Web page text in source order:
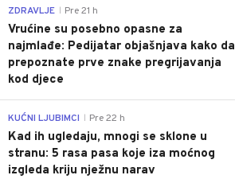
ZDRAVLJE Pre 21 h
Vrućine su posebno opasne za
najmlađe: Pedijatar objašnjava kako da
prepoznate prve znake pregrijavanja
kod djece
KUĆNI LJUBIMCI Pre 22 h
Kad ih ugledaju, mnogi se sklone u
stranu: 5 rasa pasa koje iza moćnog
izgleda kriju nježnu narav